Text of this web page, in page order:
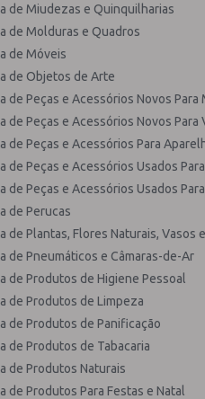
de Miudezas e Quinquilharias
de Molduras e Quadros
de Móveis
de Objetos de Arte
de Peças e Acessórios Novos
de Peças e Acessórios Novos
de Peças e Acessórios Para
de Peças e Acessórios Usados
de Peças e Acessórios Usados
de Perucas
de Plantas, Flores Naturais, Vasos
de Pneumáticos e Câmaras-de-Ar
de Produtos de Higiene Pessoal
de Produtos de Limpeza
de Produtos de Panificação
de Produtos de Tabacaria
de Produtos Naturais
de Produtos Para Festas e Natal